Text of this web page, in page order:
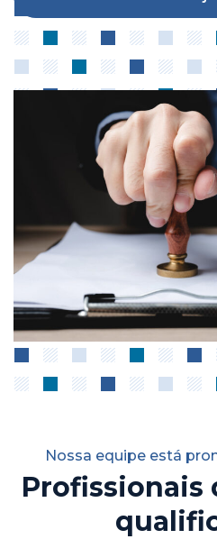
Nossa equipe está
Profissionais